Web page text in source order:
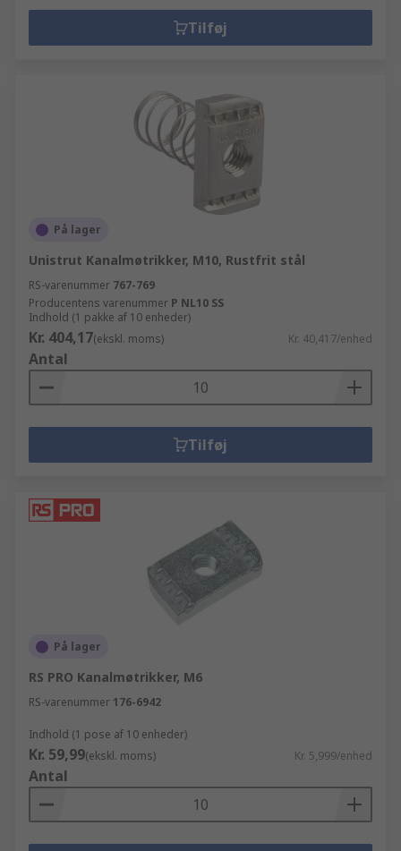
Tilføj
På lager
Unistrut Kanalmøtrikker, M10, Rustfrit stål
RS-varenummer 767-769
Producentens varenummer P NL10 SS
Indhold (1 pakke af 10 enheder)
Kr. 404,17(ekskl. moms) Kr. 40,417/enhed
Antal
Tilføj
På lager
RS PRO Kanalmøtrikker, M6
RS-varenummer 176-6942
Indhold (1 pose af 10 enheder)
Kr. 59,99(ekskl. moms) Kr. 5,999/enhed
Antal